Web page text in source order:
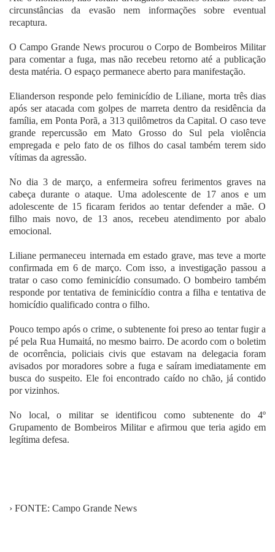
circunstâncias da evasão nem informações sobre eventual
recaptura.
O Campo Grande News procurou o Corpo de Bombeiros Militar
para comentar a fuga, mas não recebeu retorno até a publicação
desta matéria. O espaço permanece aberto para manifestação.
Elianderson responde pelo feminicídio de Liliane, morta três dias
após ser atacada com golpes de marreta dentro da residência da
família, em Ponta Porã, a 313 quilômetros da Capital. O caso teve
grande repercussão em Mato Grosso do Sul pela violência
empregada e pelo fato de os filhos do casal também terem sido
vítimas da agressão.
No dia 3 de março, a enfermeira sofreu ferimentos graves na
cabeça durante o ataque. Uma adolescente de 17 anos e um
adolescente de 15 ficaram feridos ao tentar defender a mãe. O
filho mais novo, de 13 anos, recebeu atendimento por abalo
emocional.
Liliane permaneceu internada em estado grave, mas teve a morte
confirmada em 6 de março. Com isso, a investigação passou a
tratar o caso como feminicídio consumado. O bombeiro também
responde por tentativa de feminicídio contra a filha e tentativa de
homicídio qualificado contra o filho.
Pouco tempo após o crime, o subtenente foi preso ao tentar fugir a
pé pela Rua Humaitá, no mesmo bairro. De acordo com o boletim
de ocorrência, policiais civis que estavam na delegacia foram
avisados por moradores sobre a fuga e saíram imediatamente em
busca do suspeito. Ele foi encontrado caído no chão, já contido
por vizinhos.
No local, o militar se identificou como subtenente do 4º
Grupamento de Bombeiros Militar e afirmou que teria agido em
legítima defesa.
› FONTE: Campo Grande News